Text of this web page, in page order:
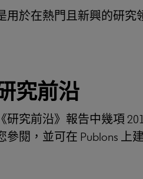
用於在熱門且新興的研究
究前沿
究前沿》報告中幾項
閱，並可在 Publons 上